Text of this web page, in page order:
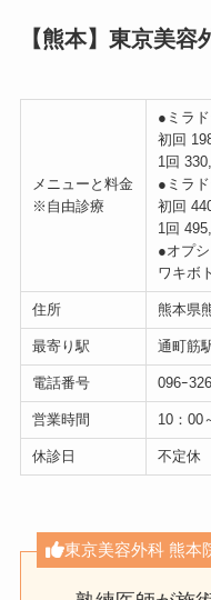
【熊本】東京美容
メニューと料金
※自由診療
●ミラ
初回
1回
●ミラ
初回
1回
●オプ
ワキボ
住所 熊本県
最寄り駅 通町筋
電話番号 096ｰ
営業時間 10：00
休診日 不定休
東京美容外科 熊本